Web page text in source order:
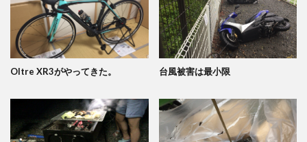
Oltre XR3がやってきた。 台風被害は最小限